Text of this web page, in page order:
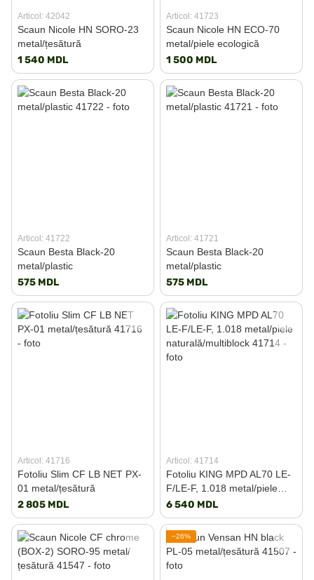
Articol: 42042
Scaun Nicole HN SORO-23
metal/țesătură
1 540 MDL
Articol: 41723
Scaun Nicole HN ECO-70
metal/piele ecologică
1 500 MDL
Articol: 41722
Scaun Besta Black-20
metal/plastic
575 MDL
Articol: 41721
Scaun Besta Black-20
metal/plastic
575 MDL
Articol: 41716
Fotoliu Slim CF LB NET PX-
01 metal/țesătură
2 805 MDL
Articol: 41714
Fotoliu KING MPD AL70 LE-
F/LE-F, 1.018 metal/piele
naturală/multiblock
6 540 MDL
−26%